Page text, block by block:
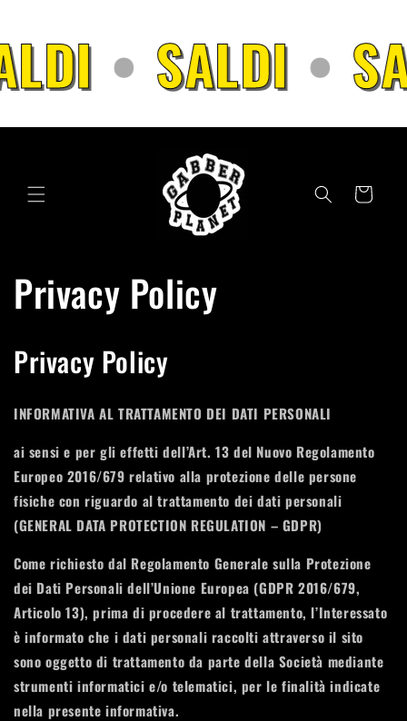
• SALDI •
Cart
Privacy Policy
Privacy Policy
INFORMATIVA AL TRATTAMENTO DEI DATI PERSONALI
ai sensi e per gli effetti dell’Art. 13 del Nuovo Regolamento
Europeo 2016/679 relativo alla protezione delle persone
fisiche con riguardo al trattamento dei dati personali
(GENERAL DATA PROTECTION REGULATION – GDPR)
Come richiesto dal Regolamento Generale sulla Protezione
dei Dati Personali dell’Unione Europea (GDPR 2016/679,
Articolo 13), prima di procedere al trattamento, l’Interessato
è informato che i dati personali raccolti attraverso il sito
sono oggetto di trattamento da parte della Società mediante
strumenti informatici e/o telematici, per le finalità indicate
nella presente informativa.